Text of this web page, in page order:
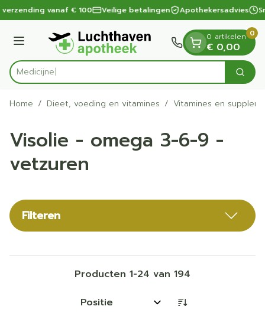
Ga naar de inhoud
1 van 1vanaf € 100 Veilige betalingen Apothekersadvies
Menu
Product, merk, categorie... Zoek
0 artikelen
€ 0,00
0
Home / Dieet, voeding en vitamines / Vitamines en
Visolie - omega 3-6-9 -
vetzuren
Filteren
Producten 1-24 van 194
Sorteer op: